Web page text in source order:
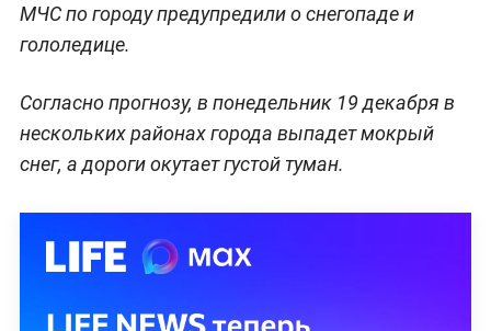
МЧС по городу предупредили о снегопаде и
гололедице.
Согласно прогнозу, в понедельник 19 декабря в
нескольких районах города выпадет мокрый
снег, а дороги окутает густой туман.
будет в диапазоне -1…-6°С. В первый день недели
°С. Порывы юго-западного ветра достигнут семи